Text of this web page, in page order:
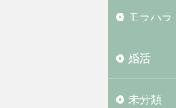
モラハラ
婚活
未分類